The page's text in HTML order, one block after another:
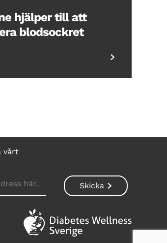
hjälper till att
blodsockret
vårt